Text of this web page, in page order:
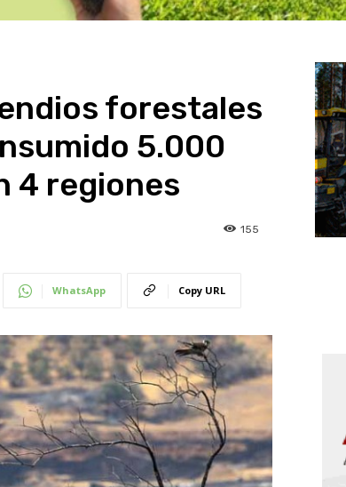
forestales
5.000
4 regiones
155
WhatsApp Copy URL